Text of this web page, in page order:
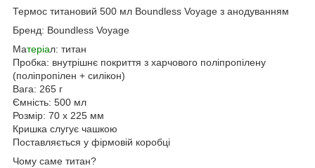
Термос титановий 500 мл Boundless Voyage з анодуванням
Бренд: Boundless Voyage
Матеріал: титан
Пробка: внутрішнє покриття з харчового поліпропілену
(поліпропілен + силікон)
Вага: 265 г
Ємність: 500 мл
Розмір: 70 x 225 мм
Кришка слугує чашкою
Поставляється у фірмовій коробці
Чому саме титан?